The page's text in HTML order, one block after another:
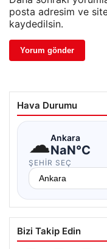
posta adresim ve
kaydedilsin.
Hava Durumu
☁Ankara
NaN°C
ŞEHIR SEÇ
Bizi Takip Edin